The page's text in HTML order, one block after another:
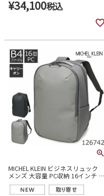
¥34,100税込
MICHEL KLEIN ビジネスリュック
メンズ 大容量 PC収納 16インチ 通
勤 出張 ナイロン 合皮 2ルーム
126742